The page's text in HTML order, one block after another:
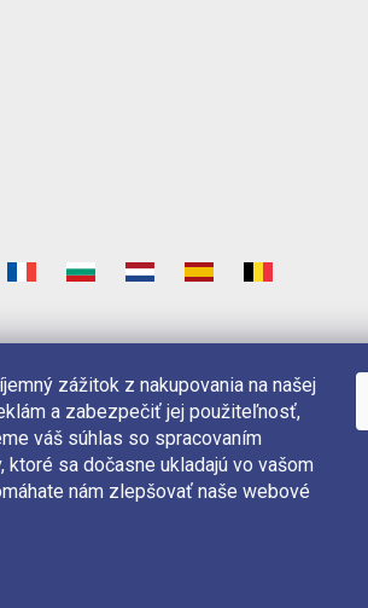
zážitok z nakupovania na našej
a zabezpečiť jej použiteľnosť,
váš súhlas so spracovaním
sa dočasne ukladajú vo vašom
nám zlepšovať naše webové